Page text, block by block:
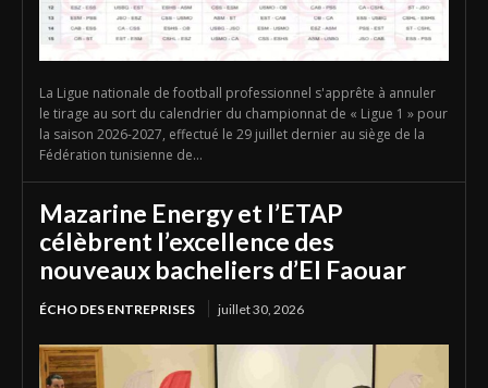
La Ligue nationale de football professionnel s'apprête à annuler
le tirage au sort du calendrier du championnat de « Ligue 1 » pour
la saison 2026-2027, effectué le 29 juillet dernier au siège de la
Fédération tunisienne de...
Mazarine Energy et l’ETAP
célèbrent l’excellence des
nouveaux bacheliers d’El Faouar
ÉCHO DES ENTREPRISES juillet 30, 2026